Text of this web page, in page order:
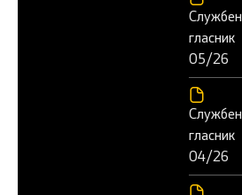
Службен
гласник
05/26
Службен
гласник
04/26